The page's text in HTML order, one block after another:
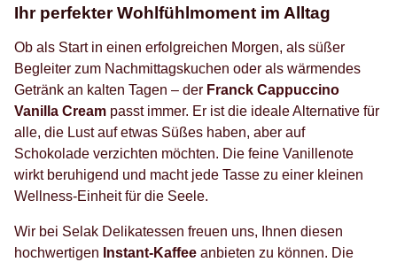
Ihr perfekter Wohlfühlmoment im Alltag
Ob als Start in einen erfolgreichen Morgen, als süßer
Begleiter zum Nachmittagskuchen oder als wärmendes
Getränk an kalten Tagen – der Franck Cappuccino
Vanilla Cream passt immer. Er ist die ideale Alternative für
alle, die Lust auf etwas Süßes haben, aber auf
Schokolade verzichten möchten. Die feine Vanillenote
wirkt beruhigend und macht jede Tasse zu einer kleinen
Wellness-Einheit für die Seele.
Wir bei Selak Delikatessen freuen uns, Ihnen diesen
hochwertigen Instant-Kaffee anbieten zu können. Die